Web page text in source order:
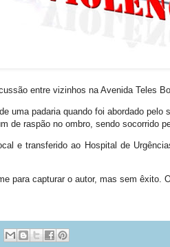
entre vizinhos na Avenida Teles
uma padaria quando foi abordado
de raspão no ombro, sendo socorrido
e transferido ao Hospital de
para capturar o autor, mas sem êxito.